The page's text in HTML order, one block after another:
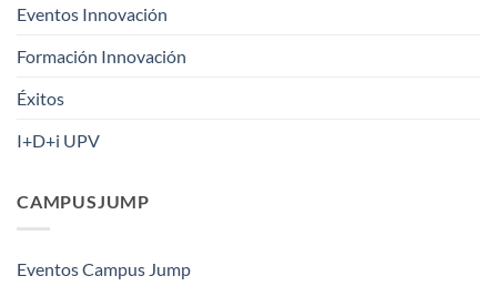
Eventos Innovación
Formación Innovación
Éxitos
I+D+i UPV
CAMPUSJUMP
Eventos Campus Jump